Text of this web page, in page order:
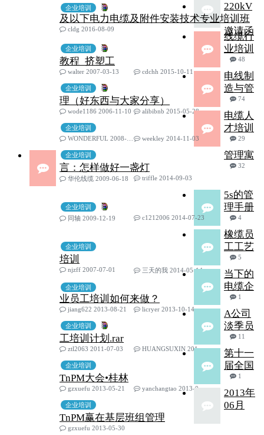
企业培训
220kV
及以下电力电缆及附件安装技术专业培训班
邀请函
cldg 2016-08-09
企业培训
线缆行
业培训
教程_挤塑工
48
walter 2007-03-13
cdchh 2015-10-11
企业培训
电线制
造与管
理（好东西与大家分享）
74
wode1186 2006-11-10
alibibnb 2015-05-28
企业培训
电缆人
才培训
29
WONDERFUL 2008-12-16 weekley 2014-11-03
企业培训
管理寓
言：怎样做好一盏灯
32
华伦线缆 2009-06-18
triffle 2014-09-03
企业培训
5s的管
理手册
4
同轴 2009-12-19 c1212006 2014-07-23
企业培训
橡缆员
工工艺
培训
5
njzff 2007-07-01
三天的我 2014-05-14
企业培训
当下的
电缆企
业员工培训如何来做？
1
jiang622 2013-08-21
licryer 2013-10-14
企业培训
A公司
淡季员
工培训计划.rar
11
ztl2063 2011-07-03
HUANGSUXIN 2013-09-12
企业培训
第十一
届全国
TnPM大会•桂林
1
gzxuefu 2013-05-21
yanchangtao 2013-06-13
企业培训
2013年
06月
TnPM赢在基层班组管理
gzxuefu 2013-05-30